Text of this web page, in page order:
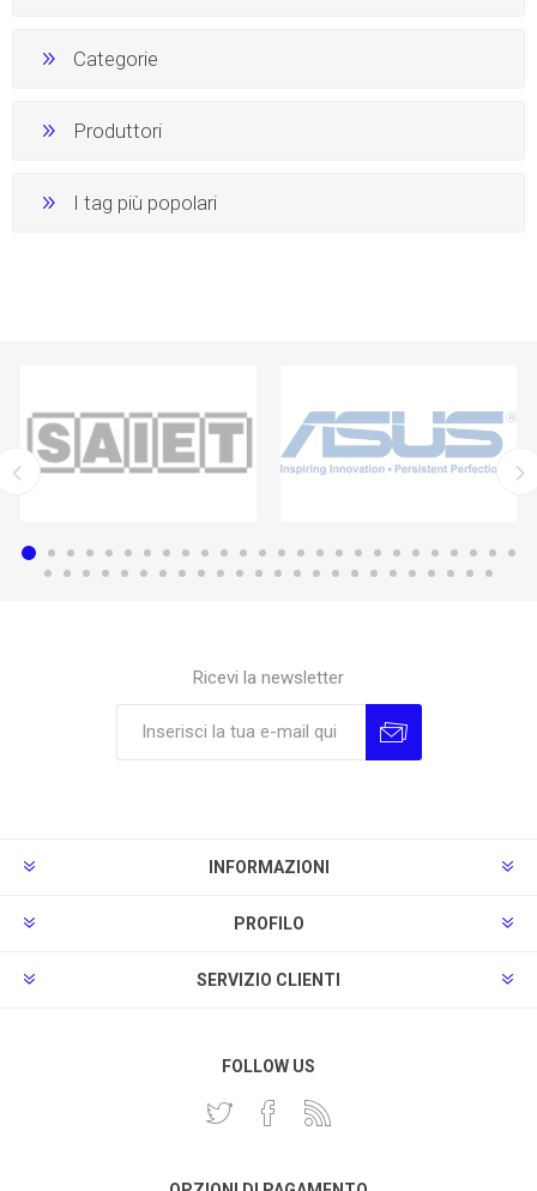
Categorie
Produttori
I tag più popolari
Ricevi la newsletter
INFORMAZIONI
PROFILO
SERVIZIO CLIENTI
FOLLOW US